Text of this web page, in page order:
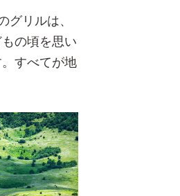
リルは、
の頃を思い
すべてが地